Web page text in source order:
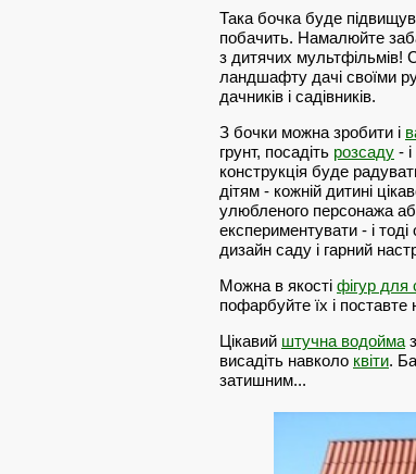
Така бочка буде
побачить. Намалюйте
з дитячих мультфільмів!
ландшафту дачі своїми
дачників і садівників.
З бочки можна зробити і
грунт, посадіть розсаду -
конструкція буде
дітям - кожній дитині
улюбленого персонажа
експериментувати - і
дизайн саду і гарний
Можна в якості фігур для
пофарбуйте їх і поставте
Цікавий штучна водойма
висадіть навколо квіти.
затишним...